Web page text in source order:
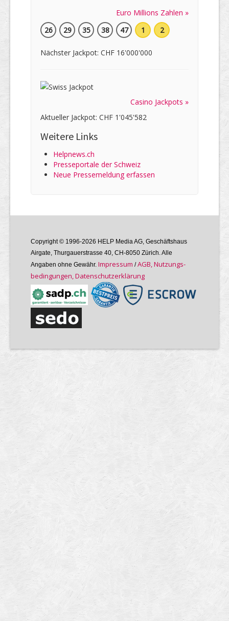
Euro Millions Zahlen »
26
29 35 38 47 1 2
Nächster Jackpot: CHF 16'000'000
Casino Jackpots »
Aktueller Jackpot: CHF 1'045'582
Weitere Links
Helpnews.ch
Presseportale der Schweiz
Neue Pressemeldung erfassen
Copyright © 1996-2026 HELP Media AG, Geschäftshaus
Airgate, Thurgauer­strasse 40, CH-8050 Zürich. Alle
Angaben ohne Gewähr. Im­pres­sum /AGB, Nutzungs­
bedin­gungen, Daten­schutz­er­klärung